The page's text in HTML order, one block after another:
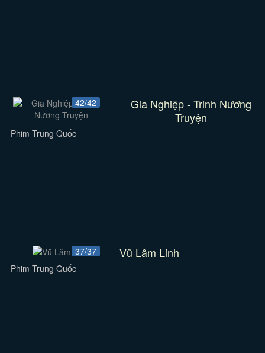
42/42
Gia Nghiệp - Trinh Nương
Truyện
Phim Trung Quốc
37/37 Vũ Lâm Linh
Phim Trung Quốc